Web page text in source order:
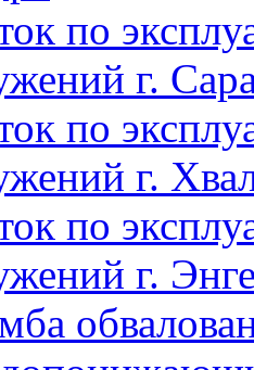
по
г.
по
г.
по
г.